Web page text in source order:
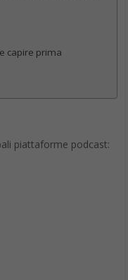
capire prima
piattaforme podcast: